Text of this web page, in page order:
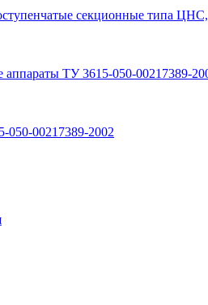
секционные типа
аппараты ТУ 3615-050-00217389-
050-00217389-2002